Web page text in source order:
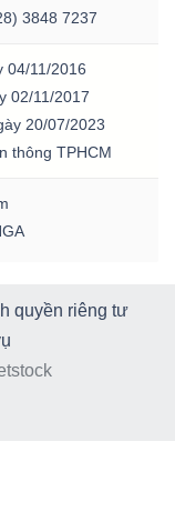
3848 7237
04/11/2016
02/11/2017
20/07/2023
thông TPHCM
quyền riêng tư